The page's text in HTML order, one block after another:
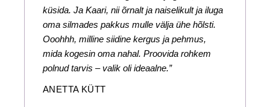
küsida. Ja Kaari, nii õrnalt ja naiselikult ja iluga
oma silmades pakkus mulle välja ühe hõlsti.
Ooohhh, milline siidine kergus ja pehmus,
mida kogesin oma nahal. Proovida rohkem
polnud tarvis – valik oli ideaalne.”
ANETTA KÜTT